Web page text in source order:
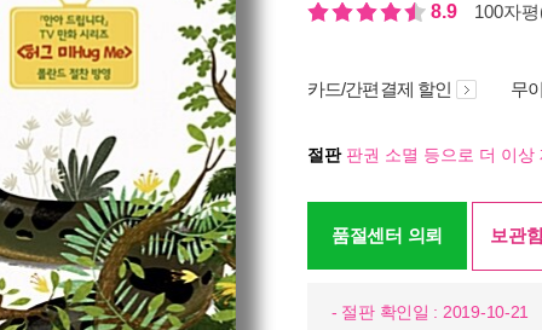
8.9
100자
카드/간편결제 할인 무
절판판권 소멸 등으로 더 이상
품절센터 의뢰 보관
- 절판 확인일 : 2019-10-21